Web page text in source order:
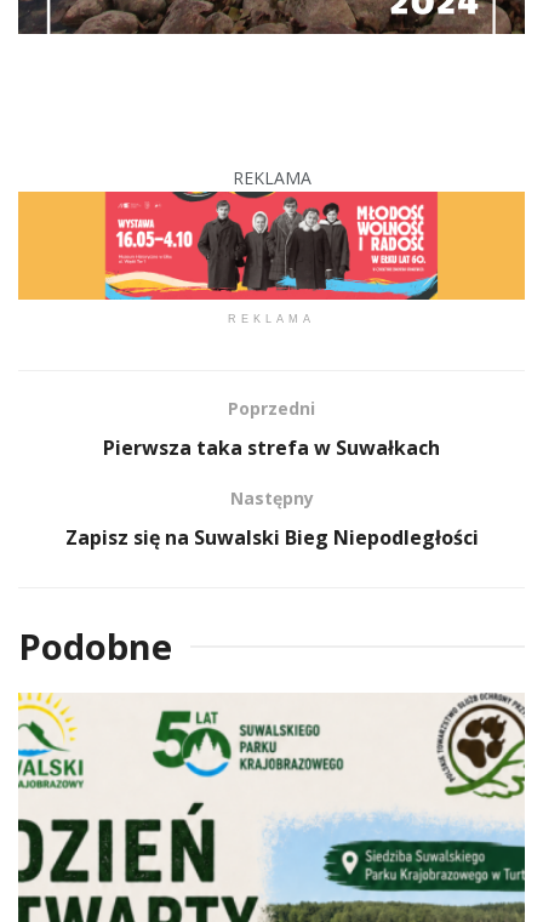
REKLAMA
REKLAMA
Poprzedni
Pierwsza taka strefa w Suwałkach
Następny
Zapisz się na Suwalski Bieg Niepodległości
Podobne